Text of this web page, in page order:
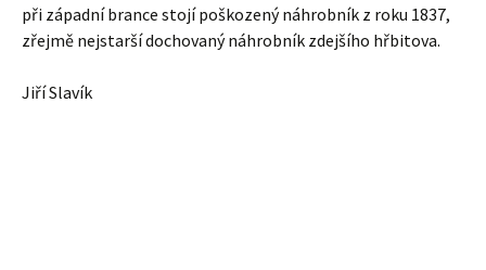
při západní brance stojí poškozený náhrobník z roku 1837,
zřejmě nejstarší dochovaný náhrobník zdejšího hřbitova.
Jiří Slavík